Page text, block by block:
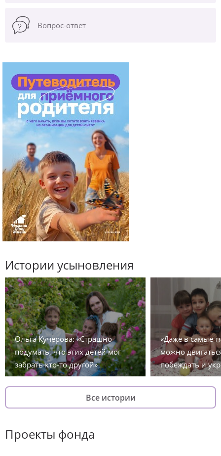
Вопрос-ответ
Истории усыновления
Ольга Кучерова: «Страшно
подумать, что этих детей мог
забрать кто-то другой»
«Даже в самые
можно
побеждать и
Все истории
Проекты фонда